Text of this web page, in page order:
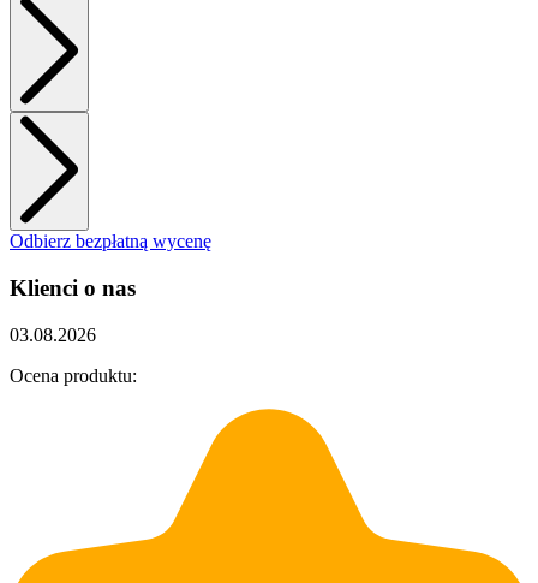
Odbierz bezpłatną wycenę
Klienci o nas
03.08.2026
Ocena produktu: